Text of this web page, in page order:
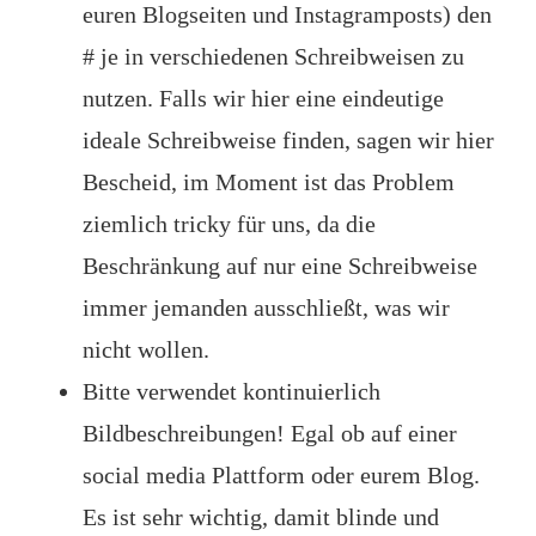
euren Blogseiten und Instagramposts) den
# je in verschiedenen Schreibweisen zu
nutzen. Falls wir hier eine eindeutige
ideale Schreibweise finden, sagen wir hier
Bescheid, im Moment ist das Problem
ziemlich tricky für uns, da die
Beschränkung auf nur eine Schreibweise
immer jemanden ausschließt, was wir
nicht wollen.
Bitte verwendet kontinuierlich
Bildbeschreibungen! Egal ob auf einer
social media Plattform oder eurem Blog.
Es ist sehr wichtig, damit blinde und